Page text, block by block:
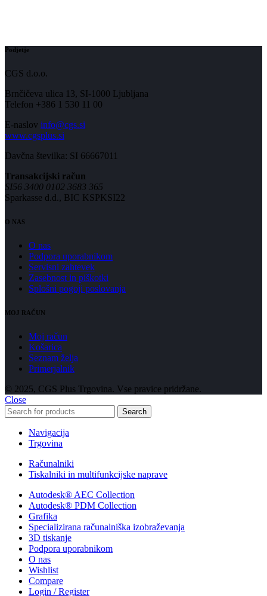
Podjetje
CGS d.o.o.
Brnčičeva ulica 13, SI-1000 Ljubljana
Telefon +386 1 530 11 00
E-naslov info@cgs.si
www.cgsplus.si
Davčna številka: SI 66667011
Transakcijski račun
SI56 3400 0102 3683 365
Sparkasse d.d., BIC KSPKSI22
O NAS
O nas
Podpora uporabnikom
Servisni zahtevek
Zasebnost in piškotki
Splošni pogoji poslovanja
MOJ RAČUN
Moj račun
Košarica
Seznam želja
Primerjalnik
© 2025, CGS Plus Trgovina. Vse pravice pridržane.
Close
Search
Navigacija
Trgovina
Računalniki
Tiskalniki in multifunkcijske naprave
Autodesk® AEC Collection
Autodesk® PDM Collection
Grafika
Specializirana računalniška izobraževanja
3D tiskanje
Podpora uporabnikom
O nas
Wishlist
Compare
Login / Register